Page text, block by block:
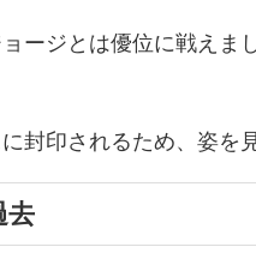
ージとは優位に戦えま
封印されるため、姿を
去